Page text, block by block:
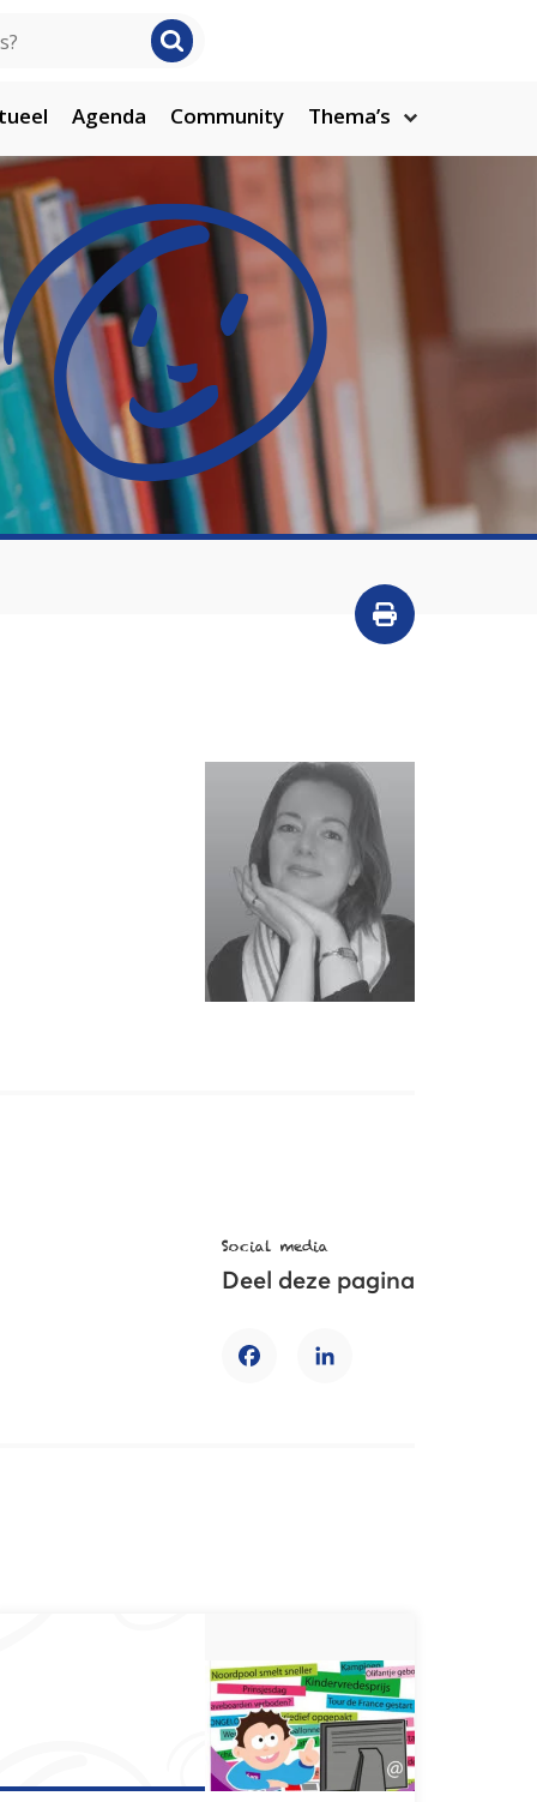
Agenda Community Thema’s
Social media
Deel deze pagina
FacebookLinkedIn